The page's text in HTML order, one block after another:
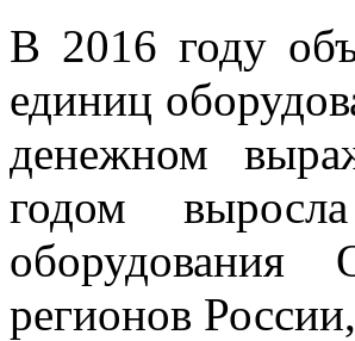
В 2016 году
единиц
денежном
годом
регионов